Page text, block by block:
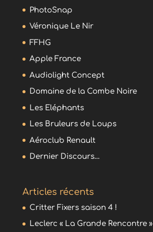
PhotoSnap
Véronique Le Nir
FFHG
Apple France
Audiolight Concept
Domaine de la Combe Noire
Les Eléphants
Les Bruleurs de Loups
Aéroclub Renault
Dernier Discours…
Articles récents
Critter Fixers saison 4 !
Leclerc « La Grande Rencontre »